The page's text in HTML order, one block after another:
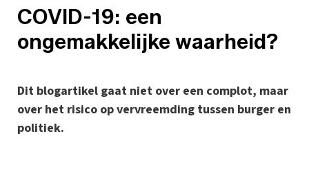
COVID-19: een
ongemakkelijke waarheid?
Dit blogartikel gaat niet over een complot, maar
over het risico op vervreemding tussen burger en
politiek.